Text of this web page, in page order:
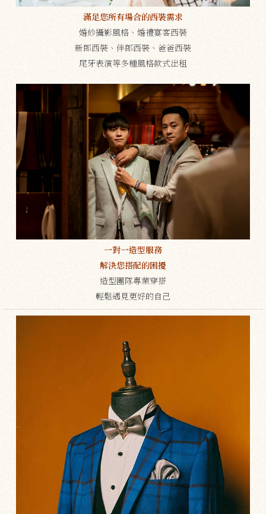
滿足您所有場合的西裝需求
婚紗攝影風格、婚禮宴客西裝
新郎西裝、伴郎西裝、爸爸西裝
尾牙表演等多種風格款式出租
一對一造型服務
解決您搭配的困擾
造型團隊專業穿搭
輕鬆遇見更好的自己